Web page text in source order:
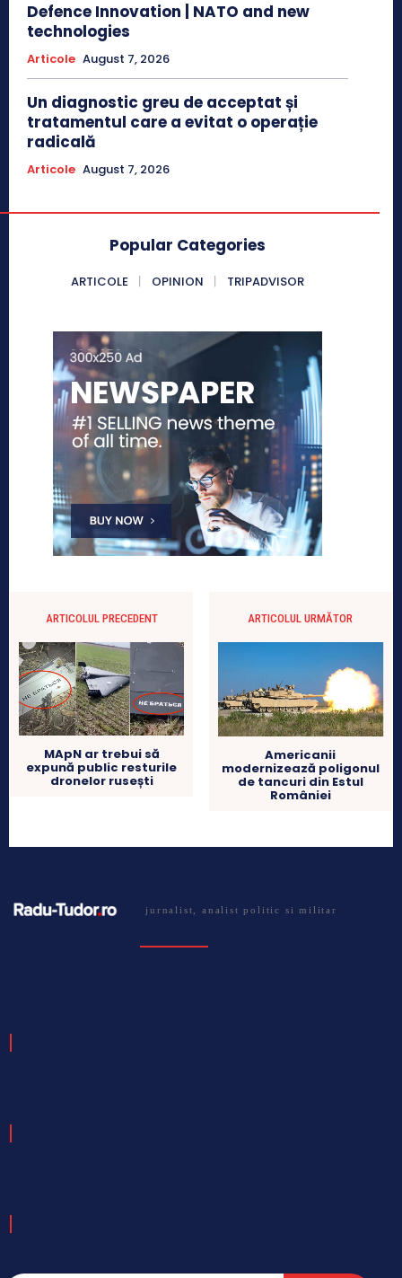
Defence Innovation | NATO and new
technologies
Articole August 7, 2026
Un diagnostic greu de acceptat și
tratamentul care a evitat o operație
radicală
Articole August 7, 2026
Popular Categories
ARTICOLE OPINION TRIPADVISOR
ARTICOLUL PRECEDENT
MApN ar trebui să
expună public resturile
dronelor rusești
ARTICOLUL URMĂTOR
Americanii
modernizează poligonul
de tancuri din Estul
României
jurnalist, analist politic si militar